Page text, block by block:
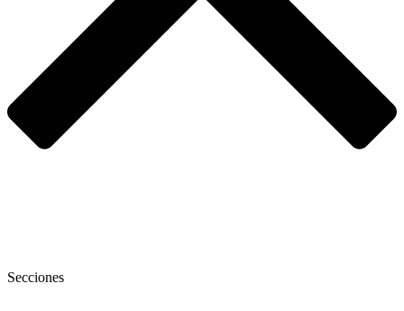
Secciones